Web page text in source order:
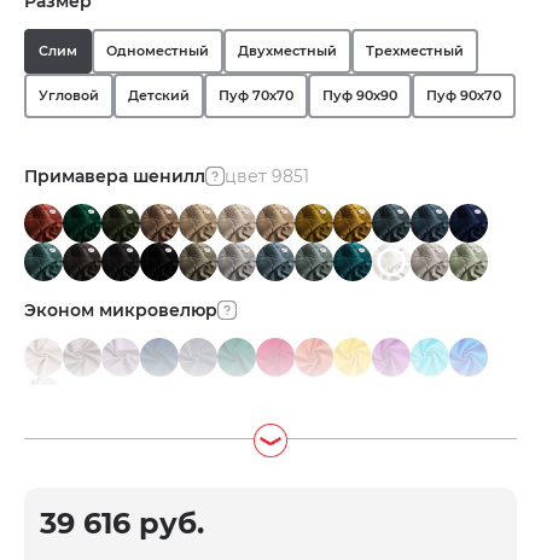
Слим Одноместный Двухместный Трехместный
Угловой Детский Пуф 70х70 Пуф 90х90 Пуф 90х70
Примавера шенилл цвет 9851
Эконом микровелюр
39 616 руб.